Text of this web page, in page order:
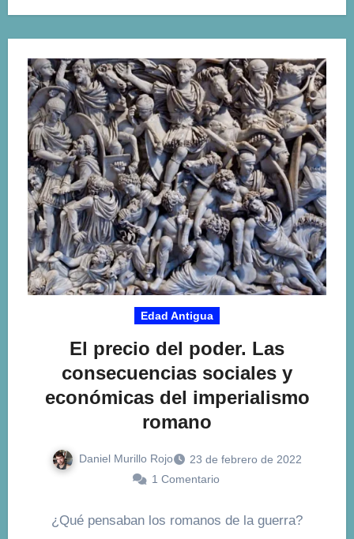
Edad Antigua
El precio del poder. Las
consecuencias sociales y
económicas del imperialismo
romano
Daniel Murillo Rojo
23 de febrero de 2022
1 Comentario
¿Qué pensaban los romanos de la guerra?